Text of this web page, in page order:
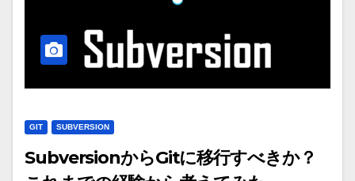
GIT SUBVERSION
SubversionからGitに移行すべきか？